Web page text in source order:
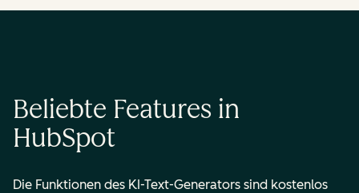
Beliebte Features in
HubSpot
Die Funktionen des KI-Text-Generators sind kostenlos